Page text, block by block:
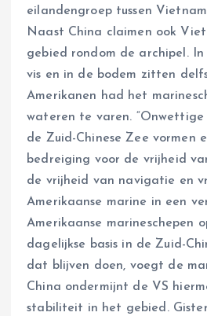
eilandengroep tussen
Naast China claimen ook
gebied rondom de archipel.
vis en in de bodem zitten
Amerikanen had het
wateren te varen.
de Zuid-Chinese Zee vormen
bedreiging voor de vrijheid
de vrijheid van navigatie en
Amerikaanse marine in een
Amerikaanse marineschepen
dagelijkse basis in de Zuid-
dat blijven doen, voegt de
China ondermijnt de VS
stabiliteit in het gebied.